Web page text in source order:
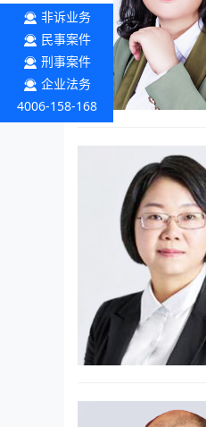
非诉业务
民事案件
刑事案件
企业法务
4006-158-168